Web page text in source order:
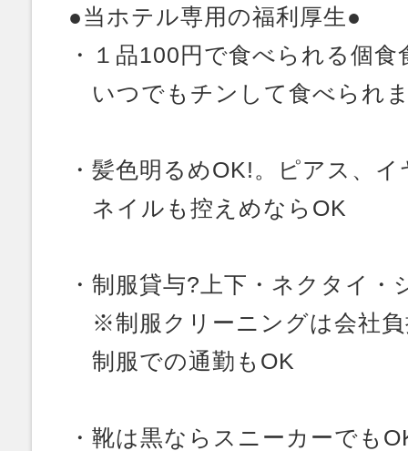
●当ホテル専用の福利厚生●
・１品100円で食べられる個食
いつでもチンして食べられ
・髪色明るめOK!。ピアス、
ネイルも控えめならOK
・制服貸与?上下・ネクタイ・
※制服クリーニングは会社負
制服での通勤もOK
・靴は黒ならスニーカーでも